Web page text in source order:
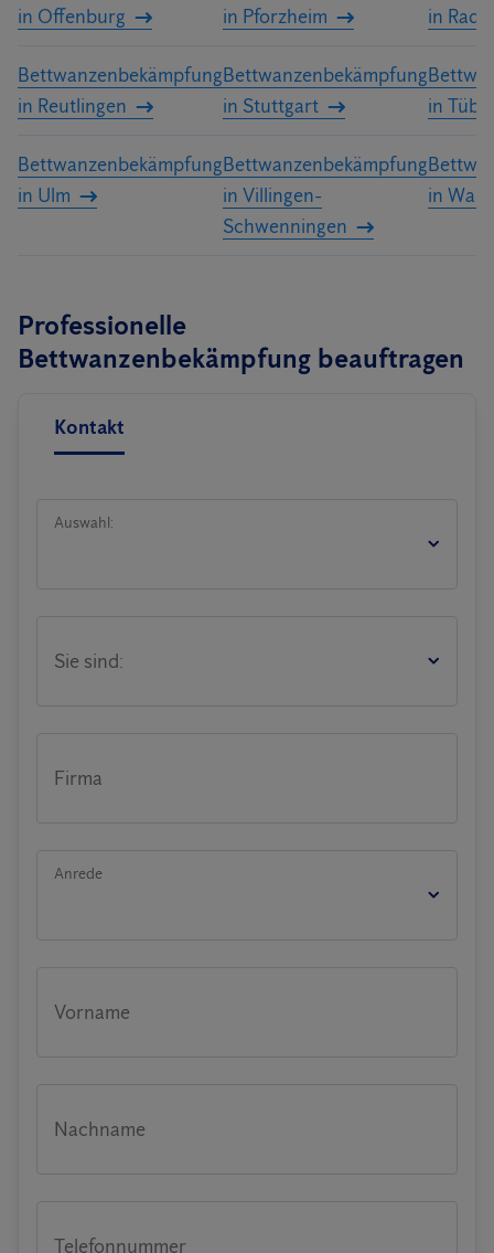
in Offenburg
in Pforzheim
in
Bettwanzenbekämpfung
in Reutlingen
Bettwanzenbekämpfung
in Stuttgart
in
Bettwanzenbekämpfung
in Ulm
Bettwanzenbekämpfung
in Villingen-
Schwenningen
in
Professionelle
Bettwanzenbekämpfung beauftragen
Kontakt
Auswahl:
Sie sind:
Firma
Anrede
Vorname
Nachname
Telefonnummer